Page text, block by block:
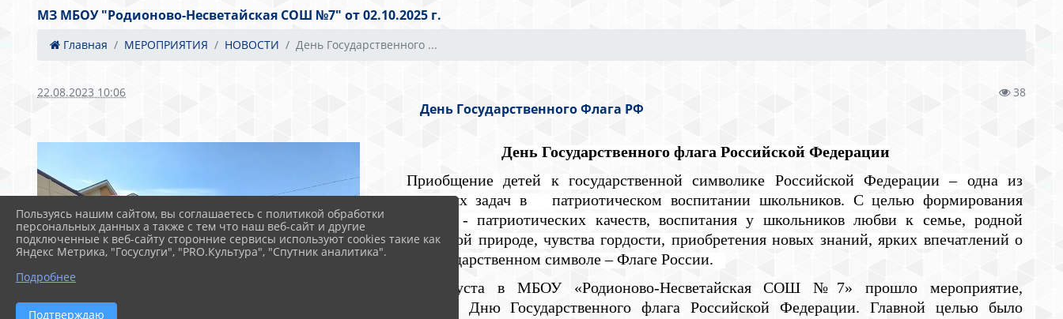
МЗ МБОУ "Родионово-Несветайская СОШ №7" от 02.10.2025 г.
Главная МЕРОПРИЯТИЯ НОВОСТИ День Государственного ...
22.08.2023 10:06 38
День Государственного Флага РФ
День Государственного флага Российской Федерации
Приобщение детей к государственной символике Российской Федерации – одна из
приоритетных задач в патриотическом воспитании школьников. С целью формирования
нравственно - патриотических качеств, воспитания у школьников любви к семье, родной
стране, родной природе, чувства гордости, приобретения новых знаний, ярких впечатлений о
важном государственном символе – Флаге России.
22 августа в МБОУ «Родионово-Несветайская СОШ №7» прошло мероприятие,
посвященное Дню Государственного флага Российской Федерации. Главной целью было
Пользуясь нашим сайтом, вы соглашаетесь с политикой обработки
персональных данных а также с тем что наш веб-сайт и другие
подключенные к веб-сайту сторонние сервисы используют cookies такие как
Яндекс Метрика, "Госуслуги", "PRO.Культура", "Спутник аналитика".
Подробнее
Подтверждаю